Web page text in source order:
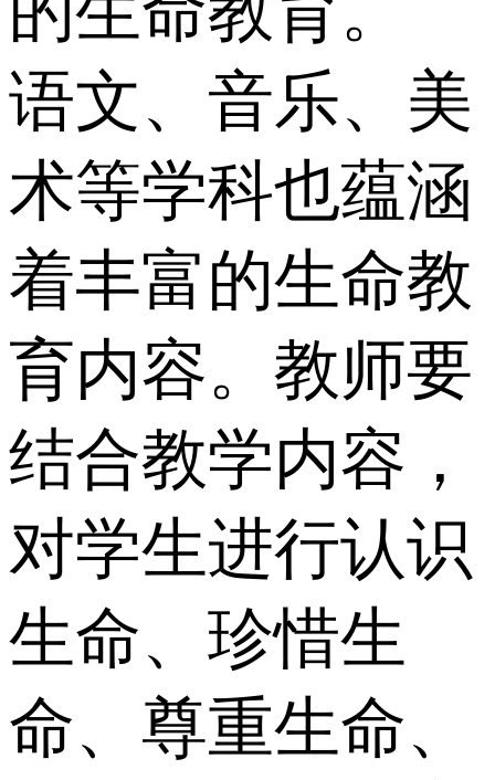
语文、音乐、美
术等学科也蕴涵
着丰富的生命教
育内容。教师要
结合教学内容，
对学生进行认识
生命、珍惜生
命、尊重生命、